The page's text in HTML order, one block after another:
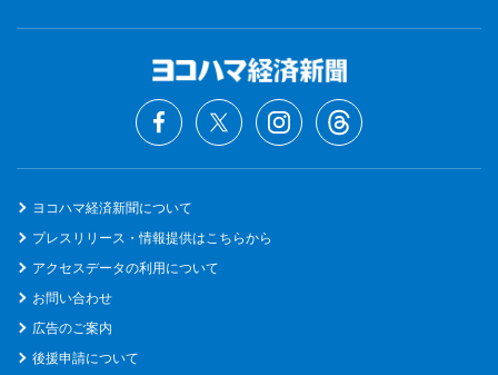
ヨコハマ経済新聞について
プレスリリース・情報提供はこちらから
アクセスデータの利用について
お問い合わせ
広告のご案内
後援申請について